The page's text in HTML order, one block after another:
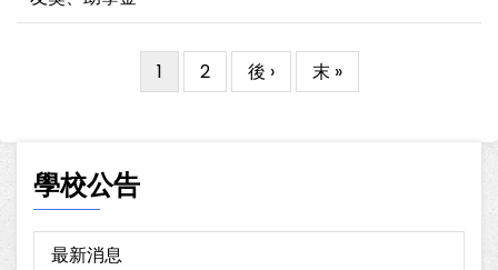
目
前
1 Page
2
下
一
後 ›
Last
page
末 »
學校公告
最新消息